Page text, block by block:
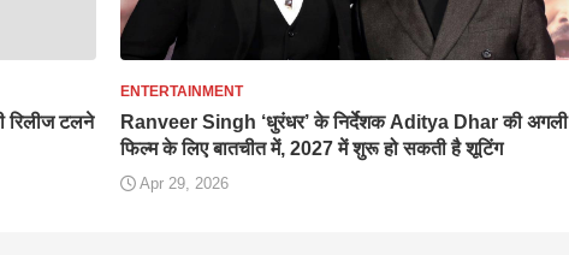
टलने
ENTERTAINMENT
Ranveer Singh ‘धुरंधर’ के निर्देशक Aditya Dhar की अगली
फिल्म के लिए बातचीत में, 2027 में शुरू हो सकती है शूटिंग
Apr 29, 2026